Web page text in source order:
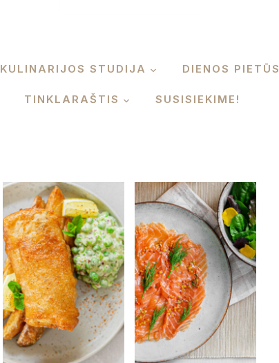
KULINARIJOS STUDIJA DIENOS PIETŪS
TINKLARAŠTIS SUSISIEKIME!